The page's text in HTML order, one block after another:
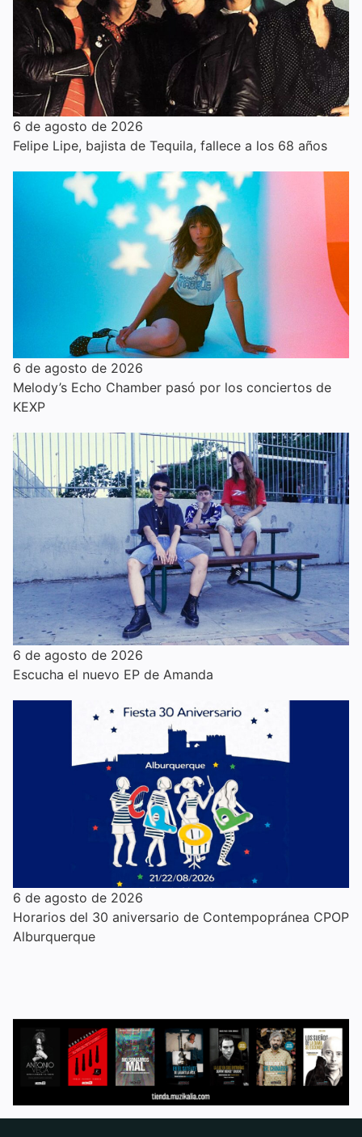
6 de agosto de 2026
Felipe Lipe, bajista de Tequila, fallece a los 68 años
6 de agosto de 2026
Melody’s Echo Chamber pasó por los conciertos de
KEXP
6 de agosto de 2026
Escucha el nuevo EP de Amanda
6 de agosto de 2026
Horarios del 30 aniversario de Contempopránea CPOP
Alburquerque